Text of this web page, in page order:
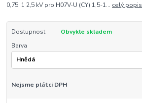
0,75; 1 2,5 kV pro H07V-U (CY) 1,5-1... celý popis
Dostupnost
Obvykle skladem
Barva
Nejsme plátci DPH